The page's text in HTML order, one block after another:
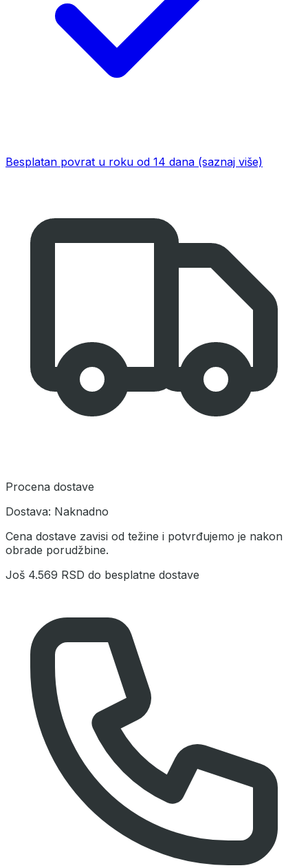
Besplatan povrat u roku od 14 dana (saznaj više)
Procena dostave
Dostava: Naknadno
Cena dostave zavisi od težine i potvrđujemo je nakon
obrade porudžbine.
Još 4.569 RSD do besplatne dostave